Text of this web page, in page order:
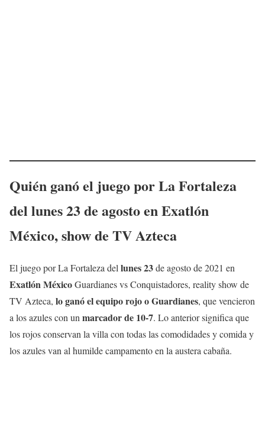
Quién ganó el juego por La Fortaleza
del lunes 23 de agosto en Exatlón
México, show de TV Azteca
El juego por La Fortaleza del lunes 23de agosto de 2021 en
Exatlón MéxicoGuardianes vs Conquistadores, reality show de
TV Azteca, lo ganó el equipo rojo o Guardianes, que vencieron
a los azules con un marcador de 10-7. Lo anterior significa que
los rojos conservan la villa con todas las comodidades y comida y
los azules van al humilde campamento en la austera cabaña.